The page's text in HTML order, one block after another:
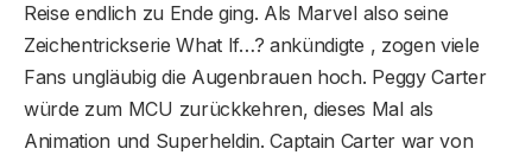
Reise endlich zu Ende ging. Als Marvel also seine
Zeichentrickserie What If…? ankündigte , zogen viele
Fans ungläubig die Augenbrauen hoch. Peggy Carter
würde zum MCU zurückkehren, dieses Mal als
Animation und Superheldin. Captain Carter war von